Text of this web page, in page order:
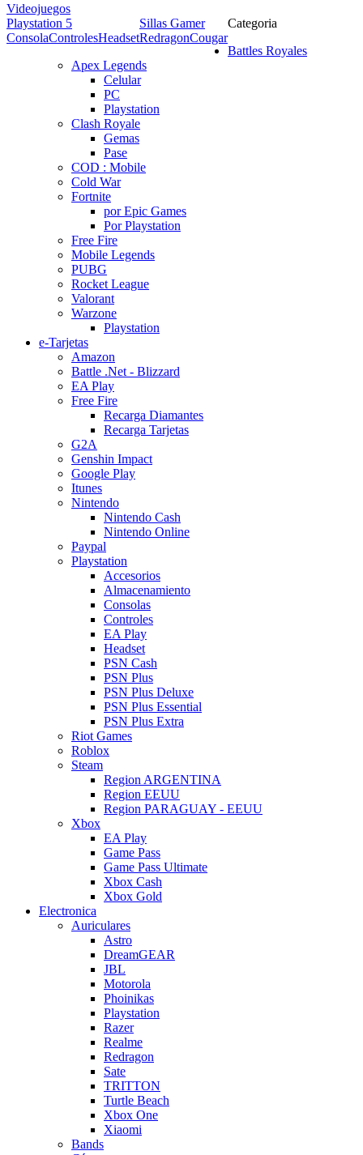
Videojuegos
Playstation 5
ConsolaControlesHeadset
Sillas Gamer
RedragonCougar
Categoria
Battles Royales
Apex Legends
Celular
PC
Playstation
Clash Royale
Gemas
Pase
COD : Mobile
Cold War
Fortnite
por Epic Games
Por Playstation
Free Fire
Mobile Legends
PUBG
Rocket League
Valorant
Warzone
Playstation
e-Tarjetas
Amazon
Battle .Net - Blizzard
EA Play
Free Fire
Recarga Diamantes
Recarga Tarjetas
G2A
Genshin Impact
Google Play
Itunes
Nintendo
Nintendo Cash
Nintendo Online
Paypal
Playstation
Accesorios
Almacenamiento
Consolas
Controles
EA Play
Headset
PSN Cash
PSN Plus
PSN Plus Deluxe
PSN Plus Essential
PSN Plus Extra
Riot Games
Roblox
Steam
Region ARGENTINA
Region EEUU
Region PARAGUAY - EEUU
Xbox
EA Play
Game Pass
Game Pass Ultimate
Xbox Cash
Xbox Gold
Electronica
Auriculares
Astro
DreamGEAR
JBL
Motorola
Phoinikas
Playstation
Razer
Realme
Redragon
Sate
TRITTON
Turtle Beach
Xbox One
Xiaomi
Bands